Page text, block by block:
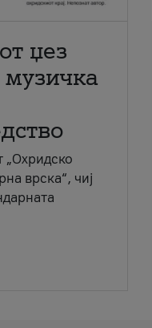
џез
музичка
„Охридско
врска“, чиј